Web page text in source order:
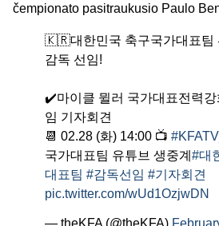
čempionato pasitraukusio Paulo
🇰🇷대한민국 축구국가대표팀
감독 선임!
✔️마이클 뮐러 국가대표전력강
임 기자회견
📆 02.28 (화) 14:00 📺
국가대표팀 유튜브 생중계 #대
대표팀 #감독선임 #기자회견
pic.twitter.com/wUd1OzjwDN
— theKFA (@theKFA)